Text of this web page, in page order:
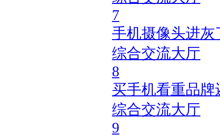
7
手机摄像头进
综合交流大厅
8
买手机看重品
综合交流大厅
9